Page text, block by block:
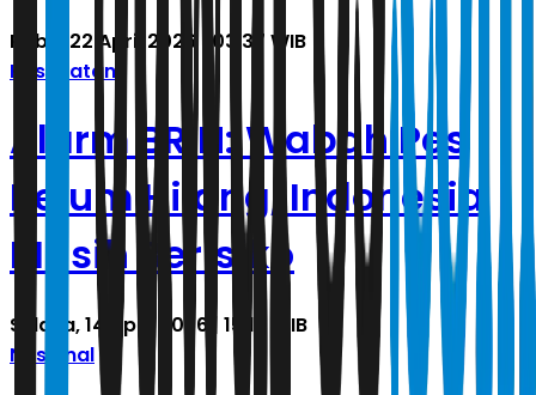
Rabu, 22 April 2026 | 03.37 WIB
Kesehatan
Alarm BRIN: Wabah Pes
Belum Hilang, Indonesia
Masih Berisiko
Selasa, 14 April 2026 | 15.12 WIB
Nasional